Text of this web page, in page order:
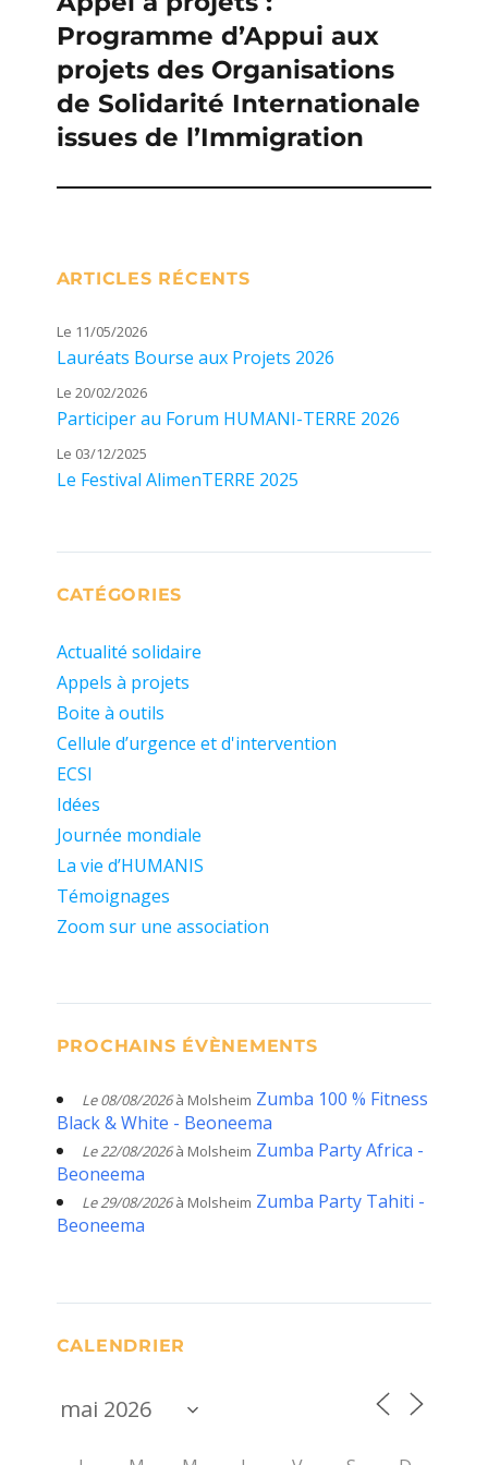
suivante :
Programme d’Appui aux
projets des Organisations
de Solidarité Internationale
issues de l’Immigration
ARTICLES RÉCENTS
Le 11/05/2026
Lauréats Bourse aux Projets 2026
Le 20/02/2026
Participer au Forum HUMANI-TERRE 2026
Le 03/12/2025
Le Festival AlimenTERRE 2025
CATÉGORIES
Actualité solidaire
Appels à projets
Boite à outils
Cellule d’urgence et d'intervention
ECSI
Idées
Journée mondiale
La vie d’HUMANIS
Témoignages
Zoom sur une association
PROCHAINS ÉVÈNEMENTS
Le 08/08/2026à Molsheim Zumba 100 % Fitness
Black & White - Beoneema
Le 22/08/2026à Molsheim Zumba Party Africa -
Beoneema
Le 29/08/2026à Molsheim Zumba Party Tahiti -
Beoneema
CALENDRIER